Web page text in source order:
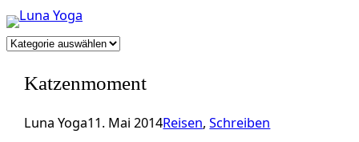
Kategorien
Katzenmoment
Luna Yoga11. Mai 2014Reisen, Schreiben